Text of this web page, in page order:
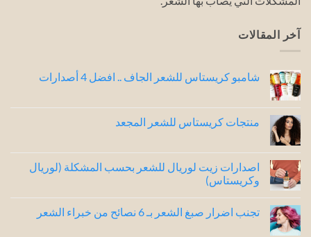
آخر المقالات
شامبو كريستاس للشعر الجاف .. افضل 4 أصدارات
تعليقات
شامبو
الجاف
..
افضل
4
أصدارات
منتجات كريستاس للشعر المجعد
تعليقات
على
منتجات
كريستاس
للشعر
المجعد
اصدارات زيت لوريال للشعر بحسب المشكلة (لوريال
وكريستاس)
تعليقات
تجنب اضرار صبغ الشعر بـ 6 نصائح من خبراء الشعر